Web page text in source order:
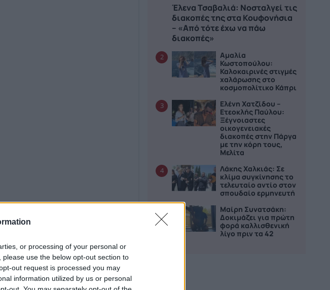
or processing of your personal or
use the below opt-out section to
out request is processed you may
information utilized by us or personal
Έλενα Τσαβαλιά: Νοσταλγεί τις
διακοπές της στα Κουφονήσια
– «Από τότε έχω να πάω
διακοπές»
2
Αμαλία
Κωστοπούλου:
Καλοκαιρινές στιγμές
χαλάρωσης στο
κοσμοπολίτικο Κάπρι
3
Ελένη Χατζίδου –
Ετεοκλής Παύλου:
Ξέγνοιαστες
οικογενειακές
διακοπές στην Πάργα
με την κόρη τους,
Μελίτα
4
Λάκης Χαλκιάς: Σε
κλίμα συγκίνησης το
τελευταίο αντίο στον
σπουδαίο ερμηνευτή
Μαίρη Συνατσάκη:
Δοκιμάζει για πρώτη
φορά καλλισθενική
λίγο πριν τα 42